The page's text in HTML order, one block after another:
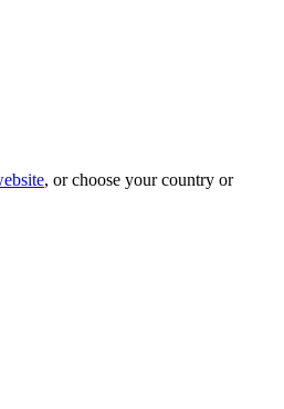
, or choose your country or